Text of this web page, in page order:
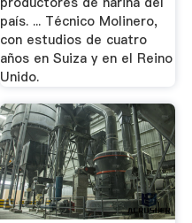
país. ... Técnico Molinero,
con estudios de cuatro
años en Suiza y en el Reino
Unido.